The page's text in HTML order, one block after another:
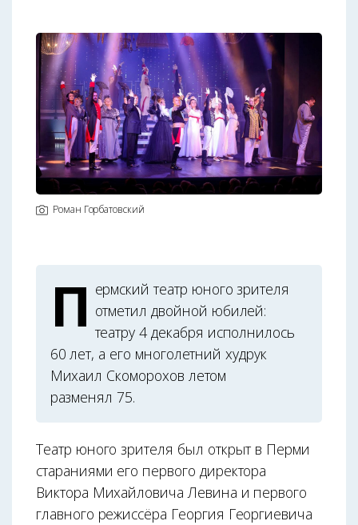
Роман Горбатовский
П ермский театр юного зрителя
отметил двойной юбилей:
театру 4 декабря исполнилось
60 лет, а его многолетний худрук
Михаил Скоморохов летом
разменял 75.
Театр юного зрителя был открыт в Перми
стараниями его первого директора
Виктора Михайловича Левина и первого
главного режиссёра Георгия Георгиевича